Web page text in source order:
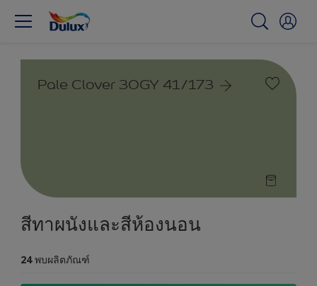
Pale Clover 30GY 41/173
สีทาผนังและสีห้องนอน
24พบผลิตภัณฑ์